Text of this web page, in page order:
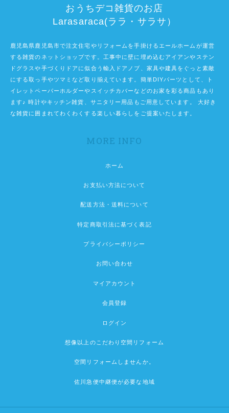
おうちデコ雑貨のお店
Larasaraca(ララ・サラサ）
鹿児島県鹿児島市で注文住宅やリフォームを手掛けるエールホームが運営
する雑貨のネットショップです。工事中に壁に埋め込むアイアンやステン
ドグラスや手づくりドアに似合う輸入ドアノブ、家具や建具をぐっと素敵
にする取っ手やツマミなど取り揃えています。簡単DIYパーツとして、ト
イレットペーパーホルダーやスイッチカバーなどのお家を彩る商品もあり
ます♪ 時計やキッチン雑貨、サニタリー用品もご用意しています。 大好き
な雑貨に囲まれてわくわくする楽しい暮らしをご提案いたします。
MORE INFO
ホーム
お支払い方法について
配送方法・送料について
特定商取引法に基づく表記
プライバシーポリシー
お問い合わせ
マイアカウント
会員登録
ログイン
想像以上のこだわり空間リフォーム
空間リフォームしませんか。
佐川急便中継便が必要な地域